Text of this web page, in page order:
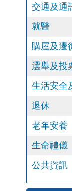
交通及通
就醫
購屋及遷
選舉及投
生活安全
退休
老年安養
生命禮儀
公共資訊